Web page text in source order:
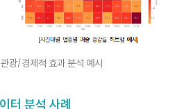
광/경제적 효과 분석 예시
터 분석 사례